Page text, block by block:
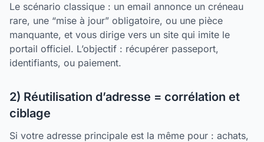
Le scénario classique : un email annonce un créneau
rare, une “mise à jour” obligatoire, ou une pièce
manquante, et vous dirige vers un site qui imite le
portail officiel. L’objectif : récupérer passeport,
identifiants, ou paiement.
2) Réutilisation d’adresse = corrélation et
ciblage
Si votre adresse principale est la même pour : achats,